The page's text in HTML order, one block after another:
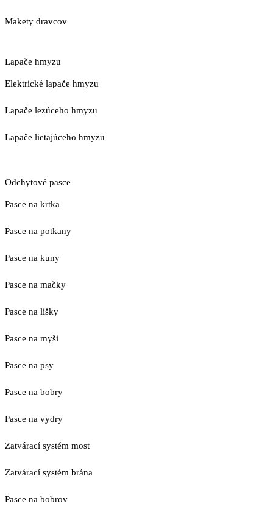
Makety dravcov
Lapače hmyzu
Elektrické lapače hmyzu
Lapače lezúceho hmyzu
Lapače lietajúceho hmyzu
Odchytové pasce
Pasce na krtka
Pasce na potkany
Pasce na kuny
Pasce na mačky
Pasce na líšky
Pasce na myši
Pasce na psy
Pasce na bobry
Pasce na vydry
Zatvárací systém most
Zatvárací systém brána
Pasce na bobrov